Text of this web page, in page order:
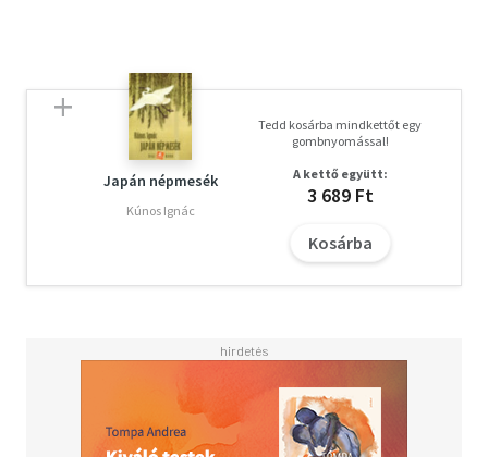
telibe találó rajzai humorukkal a kamaszság komikumát
és líráját teszik még érthetőbbé, szeretetre méltóvá.
A letöltéssel kapcsolatos kérdésekreitttalálhat választ.
Olvasd el mások véleményét is!
Japán népmesék
Kúnos Ignác
Tedd kosárba mindkettőt egy
gombnyomással!
A kettő együtt:
3 689 Ft
Kosárba